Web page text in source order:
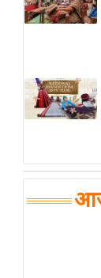
यंग
ऑटो
न्यूज